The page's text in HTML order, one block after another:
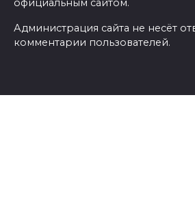
официальным сайтом.
Администрация сайта не несёт
комментарии пользователей.